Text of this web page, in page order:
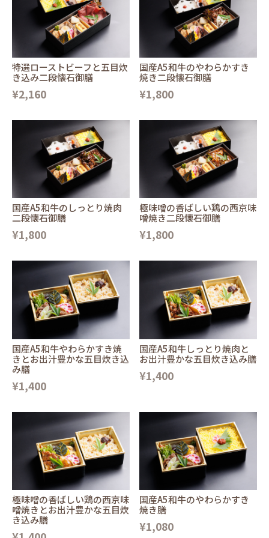
特選ローストビーフと五目炊
き込み二段懐石御膳
¥2,160
国産A5和牛のやわらかすき
焼き二段懐石御膳
¥1,800
国産A5和牛のしっとり焼肉
二段懐石御膳
¥1,800
極味噌の香ばしい鶏の西京味
噌焼き二段懐石御膳
¥1,800
国産A5和牛やわらかすき焼
きとお出汁豊かな五目炊き込
み膳
¥1,400
国産A5和牛しっとり焼肉と
お出汁豊かな五目炊き込み膳
¥1,400
極味噌の香ばしい鶏の西京味
噌焼きとお出汁豊かな五目炊
き込み膳
国産A5和牛のやわらかすき
焼き膳
¥1,080